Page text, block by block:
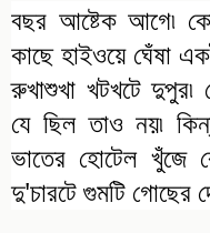
বছর আষ্টেক আগে৷
কাছে হাইওয়ে ঘেঁষা
রুখাশুখা খটখটে
যে ছিল তাও নয়৷
ভাতের হোটেল খুঁজে
দু'চারটে গুমটি গোছের